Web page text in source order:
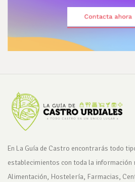
En La Guía de Castro encontrarás todo
establecimientos con toda la información
Alimentación, Hostelería, Farmacias,